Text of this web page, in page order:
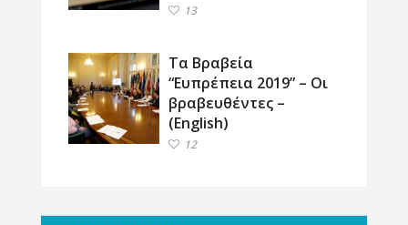
13
Τα Βραβεία
“Ευπρέπεια 2019” – Οι
βραβευθέντες –
(English)
12